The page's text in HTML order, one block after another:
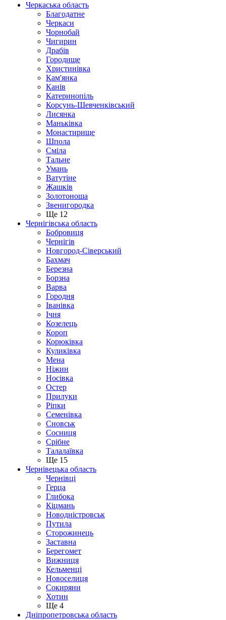
Черкаська область
Благодатне
Черкаси
Чорнобай
Чигирин
Драбів
Городище
Христинівка
Кам'янка
Канів
Катеринопіль
Корсунь-Шевченківський
Лисянка
Маньківка
Монастирище
Шпола
Сміла
Тальне
Умань
Ватутіне
Жашків
Золотоноша
Звенигородка
Ще 12
Чернігівська область
Бобровиця
Чернігів
Новгород-Сіверський
Бахмач
Березна
Борзна
Варва
Городня
Іванівка
Ічня
Козелець
Короп
Корюківка
Куликівка
Мена
Ніжин
Носівка
Остер
Прилуки
Ріпки
Семенівка
Сновськ
Сосниця
Срібне
Талалаївка
Ще 15
Чернівецька область
Чернівці
Герца
Глибока
Кіцмань
Новодністровськ
Путила
Сторожинець
Заставна
Берегомет
Вижниця
Кельменці
Новоселиця
Сокиряни
Хотин
Ще 4
Дніпропетровська область